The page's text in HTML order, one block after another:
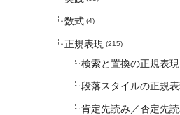
数式 (4)
正規表現 (215)
検索と置換の正規表現
段落スタイルの正規
肯定先読み／否定先